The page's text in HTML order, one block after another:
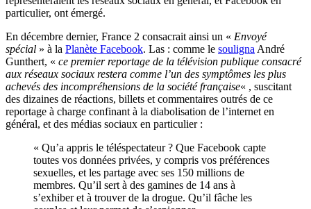
particulier, ont émergé.
En décembre dernier, France 2 consacrait ainsi un « Envoyé
spécial » à la Planète Facebook. Las : comme le souligna André
Gunthert, « ce premier reportage de la télévision publique consacré
aux réseaux sociaux restera comme l’un des symptômes les plus
achevés des incompréhensions de la société française« , suscitant
des dizaines de réactions, billets et commentaires outrés de ce
reportage à charge confinant à la diabolisation de l’internet en
général, et des médias sociaux en particulier :
« Qu’a appris le téléspectateur ? Que Facebook capte
toutes vos données privées, y compris vos préférences
sexuelles, et les partage avec ses 150 millions de
membres. Qu’il sert à des gamines de 14 ans à
s’exhiber et à trouver de la drogue. Qu’il fâche les